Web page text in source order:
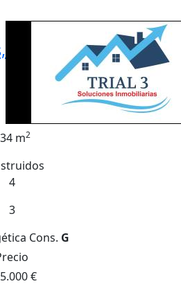
m2
4
3
Cons. G
€